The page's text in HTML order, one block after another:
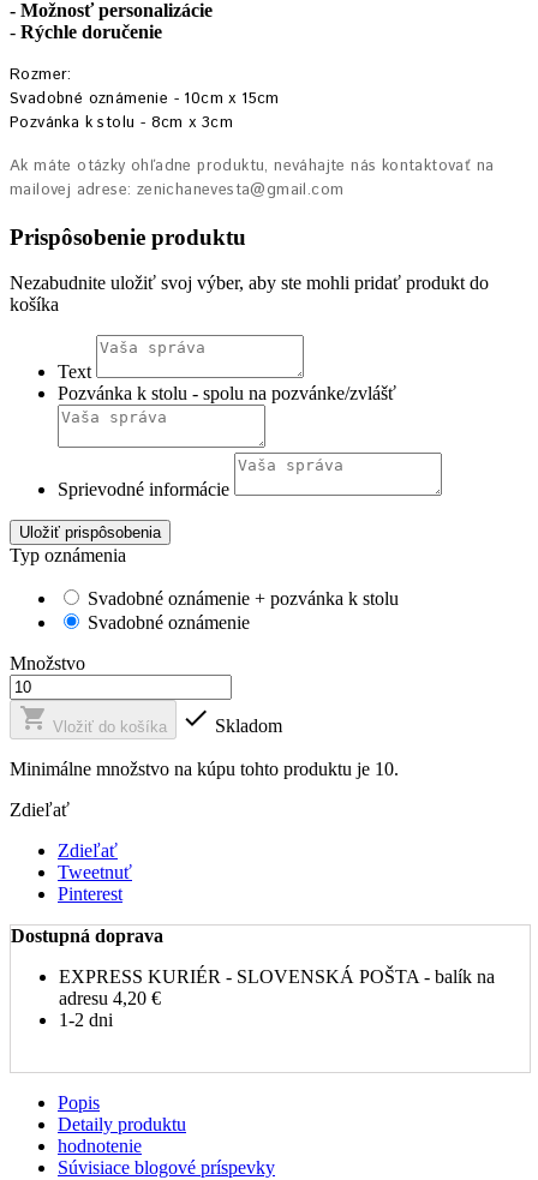
- Možnosť personalizácie
- Rýchle doručenie
Rozmer:
Svadobné oznámenie - 10cm x 15cm
Pozvánka k stolu - 8cm x 3cm
Ak máte otázky ohľadne produktu, neváhajte nás kontaktovať na
mailovej adrese: zenichanevesta@gmail.com
Prispôsobenie produktu
Nezabudnite uložiť svoj výber, aby ste mohli pridať produkt do
košíka
Text
Pozvánka k stolu - spolu na pozvánke/zvlášť
Sprievodné informácie
Uložiť prispôsobenia
Typ oznámenia
Svadobné oznámenie + pozvánka k stolu
Svadobné oznámenie
Množstvo
 Vložiť do košíka  Skladom
Minimálne množstvo na kúpu tohto produktu je 10.
Zdieľať
Zdieľať
Tweetnuť
Pinterest
Dostupná doprava
EXPRESS KURIÉR - SLOVENSKÁ POŠTA - balík na
adresu 4,20 €
1-2 dni
Popis
Detaily produktu
hodnotenie
Súvisiace blogové príspevky